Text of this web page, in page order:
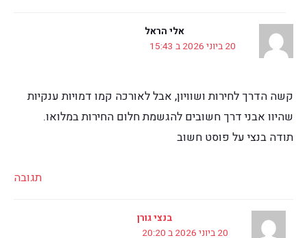
אלי הראל
20 ביוני 2026 ב 15:43
קשה הדרך לחירות ושוויון, אבל לאורכה קמו דמויות ענקיות
שהיוו אבני דרך חשובים להגשמת חלום החירות במלואו.
תודה בנצי על פוסט חשוב
תגובה
בנצי גורן
20 ביוני 2026 ב 20:20